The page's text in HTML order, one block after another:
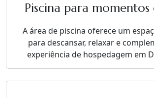
Piscina para momentos
A área de piscina oferece um
para descansar, relaxar e
experiência de hospedagem em